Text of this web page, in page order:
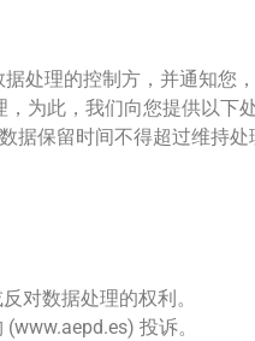
据处理的控制方，并通知您
为此，我们向您提供以下
数据保留时间不得超过维持
对数据处理的权利。
投诉。